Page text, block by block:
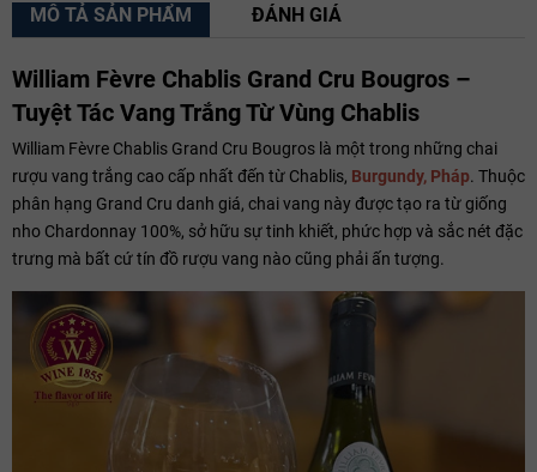
MÔ TẢ SẢN PHẨM ĐÁNH GIÁ
William Fèvre Chablis Grand Cru Bougros –
Tuyệt Tác Vang Trắng Từ Vùng Chablis
William Fèvre Chablis Grand Cru Bougros là một trong những chai
rượu vang trắng cao cấp nhất đến từ Chablis, Burgundy, Pháp. Thuộc
phân hạng Grand Cru danh giá, chai vang này được tạo ra từ giống
nho Chardonnay 100%, sở hữu sự tinh khiết, phức hợp và sắc nét đặc
trưng mà bất cứ tín đồ rượu vang nào cũng phải ấn tượng.